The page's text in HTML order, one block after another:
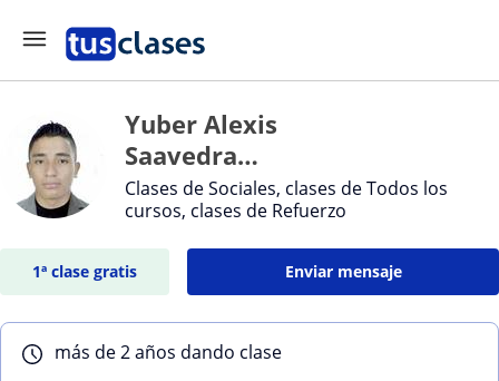
Yuber Alexis
Saavedra
Matta
Clases de Sociales, clases de Todos los
cursos, clases de Refuerzo
1ª clase gratis Enviar mensaje
más de 2 años dando clase